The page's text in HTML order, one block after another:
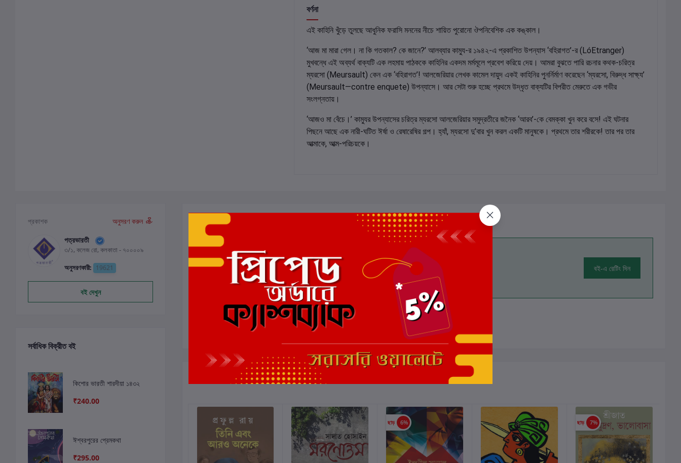
বর্ণনা
এই কাহিনি খুঁড়ে তুলছে আধুনিক ফরাসি মননের নীচে শায়িত পুরোনো ঔপনিবেশিক এক কঙ্কাল।
‘আজ মা মারা গেল। না কি গতকাল? কে জানে?’ আলব্যার কাম্যু-র ১৯৪২-এ প্রকাশিত উপন্যাস ‘বহিরাগত’-র (LóEtranger)
মুখবন্ধে এই অব্যর্থ বাক্যটি এক লহমায় পাঠককে কাহিনির একদম মর্মমূলে প্রবেশ করিয়ে দেয়। আমরা বুঝতে পারি রচনার কথক-চরিত্র
ম্যরসো (Meursault) কেন এক ‘বহিরাগত’! আলজেরিয়ার লেখক কামেল দায়ুদ একই কাহিনির পুনর্নির্মাণ করেছেন ‘ম্যরসো, বিরুদ্ধ সাক্ষ্য’
(Meursault―contre enquete) উপন্যাসে। আর সেটা শুরু হচ্ছে প্রথমে উদ্ধৃত বাক্যটির বিপরীত মেরুতে এক গভীর
সংলগ্নতায়।
‘আজও মা বেঁচে।’ কাম্যুর উপন্যাসের চরিত্র ম্যরসো আলজেরিয়ার সমুদ্রতীরে জনৈক ‘আরব’-কে বেমক্কা খুন করে বসে! এই ঘটনার
পিছনে আছে এক নারী-ঘটিত ঈর্ষা ও রেষারেষির গল্প। হ্যাঁ, ম্যরসো দু’বার খুন করল একটি মানুষকে। প্রথমে তার শরীরকে! তার পর তার
আত্মাকে, আত্ম-পরিচয়কে।
প্রকাশক
অনুসরণ করুন
পত্রভারতী
৩/১, কলেজ রো, কলকাতা - ৭০০০০৯
অনুসরণকারী: 19621
বই দেখুন
সর্বাধিক বিক্রীত বই
কিশোর ভারতী শারদীয়া ১৪৩২
₹240.00
ঈশ্বরপুরের প্রেমকথা
₹295.00
পর্যালোচনা ও রেটিং
0 মোট 5.0 -এ (0 পর্যালোচনা) বই-এ রেটিং দিন
এই বইয়ের জন্য এখনও কোন পর্যালোচনা নেই
ছাড় 6% ছাড় 7%